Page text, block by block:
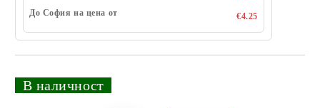
До София на цена от
€4.25
В наличност